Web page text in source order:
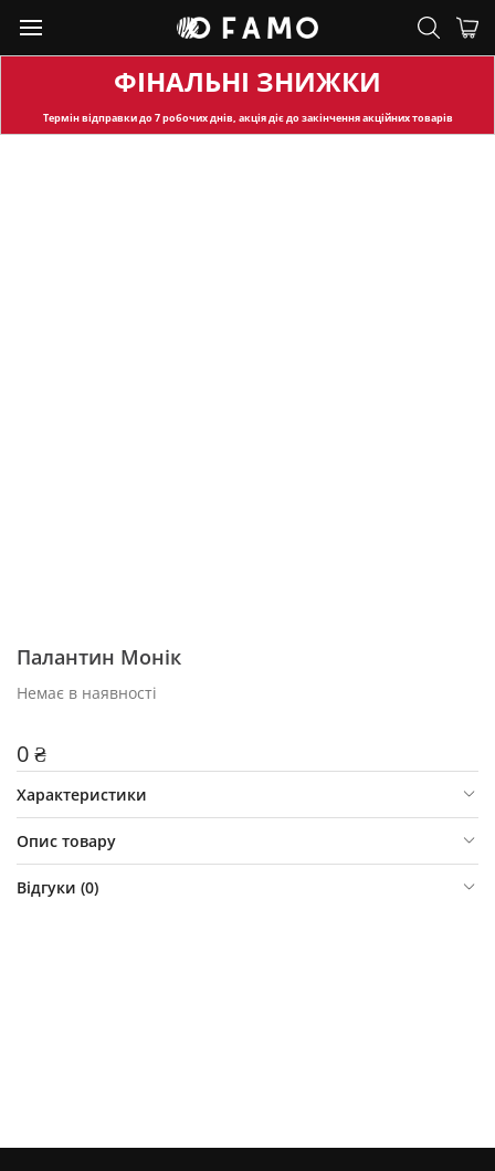
ФІНАЛЬНІ ЗНИЖКИ
Термін відправкидо 7 робочих днів, акція діє до закінчення акційних товарів
Палантин Монік
Немає в наявності
0 ₴
Характеристики
Опис товару
Відгуки (0)